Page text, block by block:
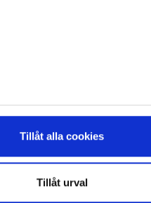
Tillåt alla cookies
Tillåt urval
Alk.9,95